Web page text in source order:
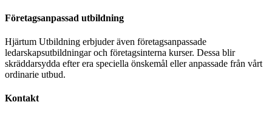
Företagsanpassad utbildning
Hjärtum Utbildning erbjuder även företagsanpassade
ledarskapsutbildningar och företagsinterna kurser. Dessa blir
skräddarsydda efter era speciella önskemål eller anpassade från vårt
ordinarie utbud.
Kontakt